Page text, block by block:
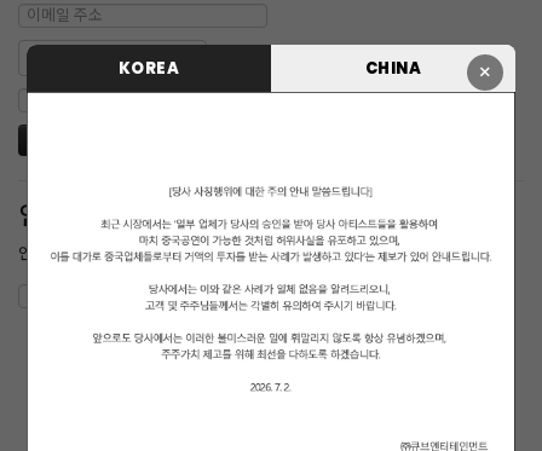
×
KOREA CHINA
인증메일 재발송
인증 메일을 받지 못한 경우 다시 받을 수 있습니다.